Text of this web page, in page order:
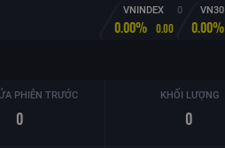
VNINDEX 0
0.00% 0.00
VN30
0.00%
PHIÊN TRƯỚC
0
KHỐI LƯỢNG
0